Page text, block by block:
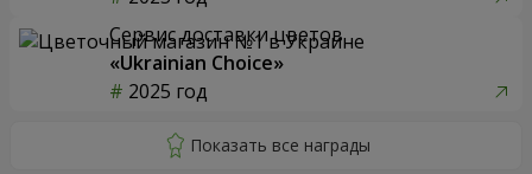
Сервис доставки цветов
«Ukrainian Choice»
2025 год